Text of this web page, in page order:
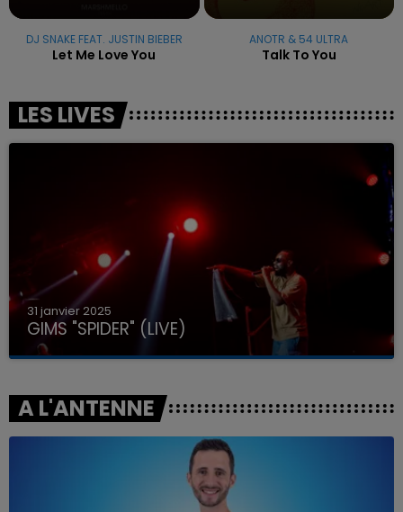
DJ SNAKE FEAT. JUSTIN BIEBER
Let Me Love You
ANOTR & 54 ULTRA
Talk To You
LES LIVES
31 janvier 2025
GIMS "SPIDER" (LIVE)
A L'ANTENNE